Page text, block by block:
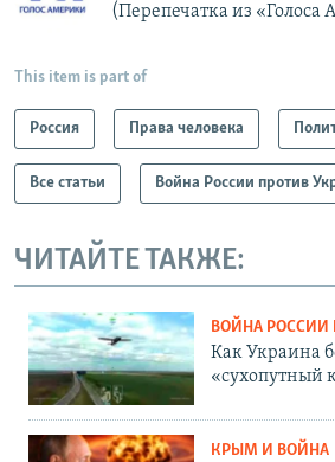
(Перепечатка из «Голоса
This item is part of
Россия Права человека
Все статьи Война России против
ЧИТАЙТЕ ТАКЖЕ:
ВОЙНА РОССИИ
Как Украина
«сухопутный
КРЫМ И ВОЙНА